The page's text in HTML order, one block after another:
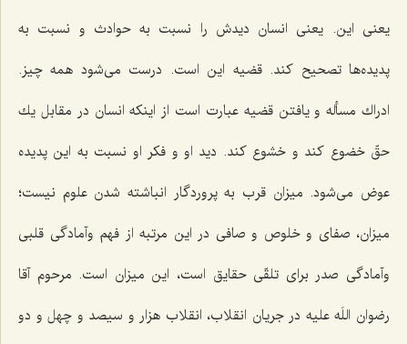
یعنی این. یعنی انسان دیدش را نسبت به حوادث و نسبت به
پدیده‌ها تصحیح كند. قضیه این است. درست می‌شود همه چیز.
ادراك مسأله و یافتن قضیه عبارت است از اینكه انسان در مقابل یك
حقّ خضوع كند و خشوع كند. دید او و فكر او نسبت به این پدیده
عوض می‌شود. میزان قرب به پروردگار انباشته شدن علوم نیست؛
میزان، صفای و خلوص و صافی در این مرتبه از فهم وآمادگی قلبی
وآمادگی صدر برای تلقّی حقایق است، این میزان است. مرحوم آقا
رضوان اللَه علیه در جریان انقلاب، انقلاب هزار و سیصد و چهل و دو